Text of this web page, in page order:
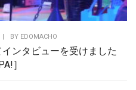
BY EDOMACHO
インタビューを受けました
］